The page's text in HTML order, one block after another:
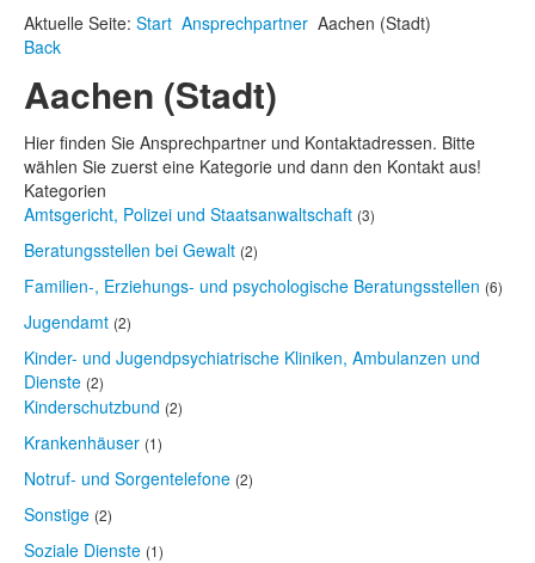
Aktuelle Seite: Start Ansprechpartner Aachen (Stadt)
Back
Aachen (Stadt)
Hier finden Sie Ansprechpartner und Kontaktadressen. Bitte
wählen Sie zuerst eine Kategorie und dann den Kontakt aus!
Kategorien
Amtsgericht, Polizei und Staatsanwaltschaft (3)
Beratungsstellen bei Gewalt (2)
Familien-, Erziehungs- und psychologische Beratungsstellen (6)
Jugendamt (2)
Kinder- und Jugendpsychiatrische Kliniken, Ambulanzen und
Dienste (2)
Kinderschutzbund (2)
Krankenhäuser (1)
Notruf- und Sorgentelefone (2)
Sonstige (2)
Soziale Dienste (1)